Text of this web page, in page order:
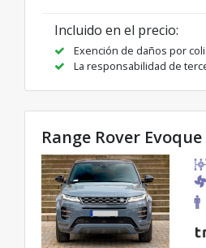
Incluido en el precio:
Exención de daños por
La responsabilidad de
Range Rover